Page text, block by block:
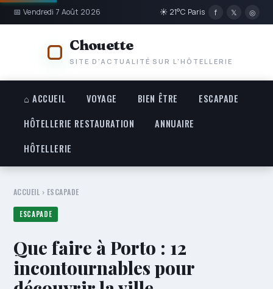
📅 Vendredi 7 Août 2026 ☀ 21°C Paris f 𝕏 ◎
Chouette
SITE D'ACTUALITÉ SUR L'HÔTELLERIE
⌂ ACCUEIL VOYAGE BIEN ÊTRE
ESCAPADE
HÔTELLERIE RESTAURATION
ANNUAIRE
HÔTELLERIE
ACCUEIL › ESCAPADE
ESCAPADE
Que faire à Porto : 12
incontournables pour